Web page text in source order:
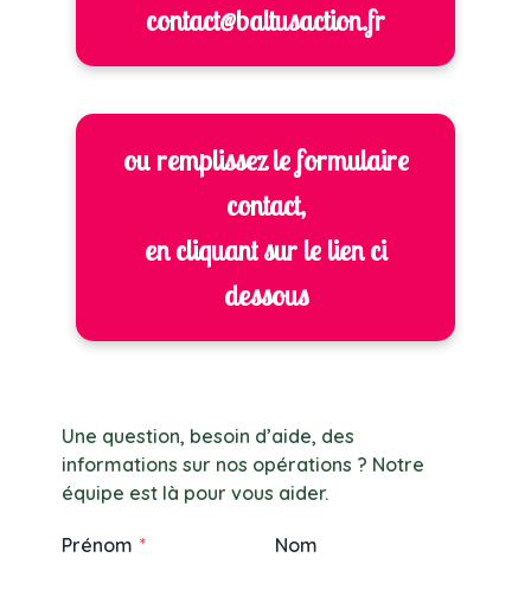
contact@baltusaction.fr
ou remplissez le formulaire
contact,
en cliquant sur le lien ci
dessous
Une question, besoin d’aide, des
informations sur nos opérations ? Notre
équipe est là pour vous aider.
Prénom Nom